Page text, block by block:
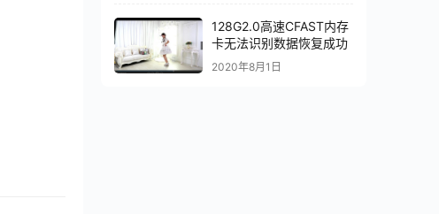
128G2.0高速CFAST内存
卡无法识别数据恢复成功
2020年8月1日